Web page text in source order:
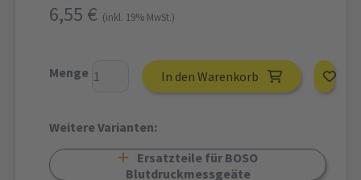
6,55 € (inkl. 19% MwSt.)
Menge In den Warenkorb
Weitere Varianten:
Ersatzteile für BOSO
Blutdruckmessgeäte